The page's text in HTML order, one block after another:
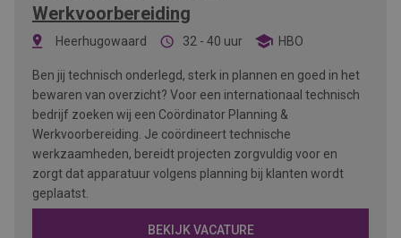
Werkvoorbereiding
Heerhugowaard 32 - 40 uur HBO
Ben jij technisch onderlegd, sterk in plannen en goed in het
bewaren van overzicht? Voor een internationaal technisch
bedrijf zoeken wij een Coördinator Planning &
Werkvoorbereiding. Je coördineert technische
werkzaamheden, bereidt projecten zorgvuldig voor en
zorgt dat apparatuur volgens planning bij klanten wordt
geplaatst.
BEKIJK VACATURE